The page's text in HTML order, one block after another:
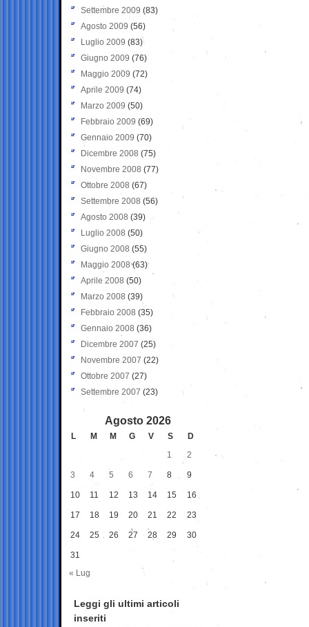
Settembre 2009 (83)
Agosto 2009 (56)
Luglio 2009 (83)
Giugno 2009 (76)
Maggio 2009 (72)
Aprile 2009 (74)
Marzo 2009 (50)
Febbraio 2009 (69)
Gennaio 2009 (70)
Dicembre 2008 (75)
Novembre 2008 (77)
Ottobre 2008 (67)
Settembre 2008 (56)
Agosto 2008 (39)
Luglio 2008 (50)
Giugno 2008 (55)
Maggio 2008(63)
Aprile 2008 (50)
Marzo 2008 (39)
Febbraio 2008 (35)
Gennaio 2008 (36)
Dicembre 2007 (25)
Novembre 2007 (22)
Ottobre 2007 (27)
Settembre 2007 (23)
Agosto 2026
L M M G V S
D
1
2
3 4 5 6 7 8 9
10 11 12 13 14 15 16
17 18 19 20 21 22 23
24 25 26 27 28 29 30
31
« Lug
Leggi gli ultimi articoli
inseriti